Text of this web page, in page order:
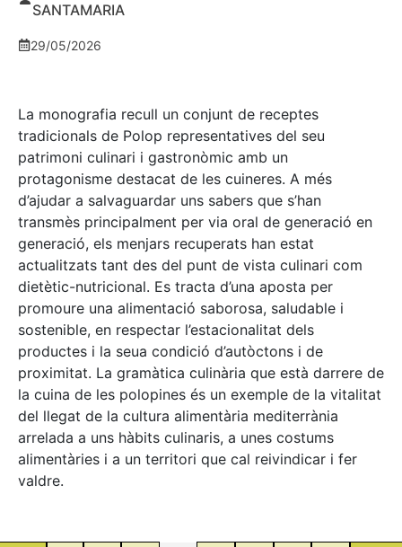
SANTAMARIA
29/05/2026
La monografia recull un conjunt de receptes
tradicionals de Polop representatives del seu
patrimoni culinari i gastronòmic amb un
protagonisme destacat de les cuineres. A més
d’ajudar a salvaguardar uns sabers que s’han
transmès principalment per via oral de generació en
generació, els menjars recuperats han estat
actualitzats tant des del punt de vista culinari com
dietètic-nutricional. Es tracta d’una aposta per
promoure una alimentació saborosa, saludable i
sostenible, en respectar l’estacionalitat dels
productes i la seua condició d’autòctons i de
proximitat. La gramàtica culinària que està darrere de
la cuina de les polopines és un exemple de la vitalitat
del llegat de la cultura alimentària mediterrània
arrelada a uns hàbits culinaris, a unes costums
alimentàries i a un territori que cal reivindicar i fer
valdre.